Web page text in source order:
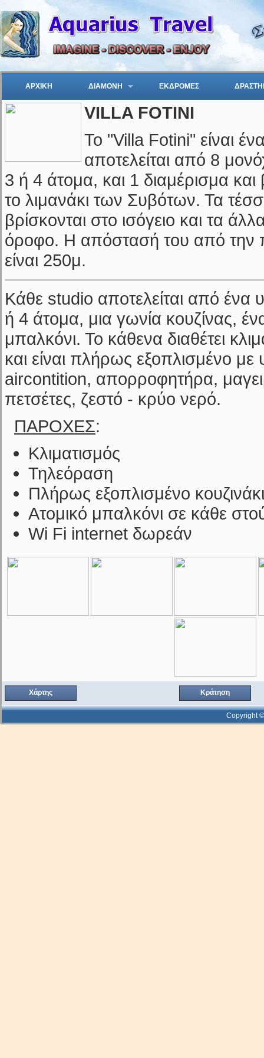
ΑΡΧΙΚΗ ΔΙΑΜΟΝΗ ΕΚΔΡΟΜΕΣ
VILLA FOTINI
Το "Villa Fotini" είναι
αποτελείται από 8
3 ή 4 άτομα, και 1 διαμέρισμα
το λιμανάκι των Συβότων. Τα
βρίσκονται στο ισόγειο και τα
όροφο. Η απόστασή του από την
είναι 250μ.
Κάθε studio αποτελείται από ένα
ή 4 άτομα, μια γωνία κουζίνας,
μπαλκόνι. Το κάθενα διαθέτει
και είναι πλήρως εξοπλισμένο
aircontition, απορροφητήρα,
πετσέτες, ζεστό - κρύο νερό.
ΠΑΡΟΧΕΣ:
Κλιματισμός
Τηλεόραση
Πλήρως εξοπλισμένο κουζινάκι
Ατομικό μπαλκόνι σε κάθε
Wi Fi internet δωρεάν
Χάρτης Κράτηση
Copyright